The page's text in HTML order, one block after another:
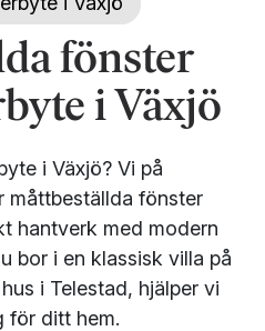
fönster
i Växjö
i Växjö? Vi på
måttbeställda fönster
hantverk med modern
bor i en klassisk villa på
i Telestad, hjälper vi
för ditt hem.